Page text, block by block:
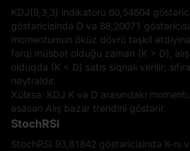
KDJ(9,3,3) indikatoru 60,54604
göstəricisində D və 88,20071
momentumun öküz dövrü təşkil
fərqi müsbət olduğu zaman (K > D),
olduqda (K < D) satış siqnalı verilir;
neytraldır.
Xülasə: KDJ K və D arasındakı
əsasən Alış bazar trendini göstərir.
StochRSI
StochRSI 93,81842 göstəricisində K-nı